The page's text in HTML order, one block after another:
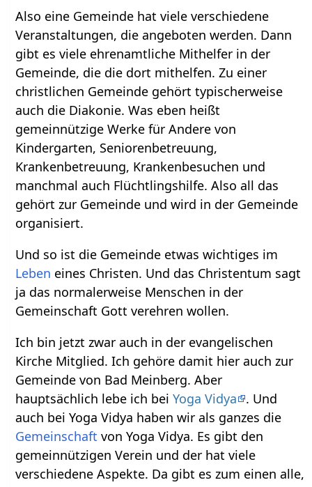
Also eine Gemeinde hat viele verschiedene
Veranstaltungen, die angeboten werden. Dann
gibt es viele ehrenamtliche Mithelfer in der
Gemeinde, die die dort mithelfen. Zu einer
christlichen Gemeinde gehört typischerweise
auch die Diakonie. Was eben heißt
gemeinnützige Werke für Andere von
Kindergarten, Seniorenbetreuung,
Krankenbetreuung, Krankenbesuchen und
manchmal auch Flüchtlingshilfe. Also all das
gehört zur Gemeinde und wird in der Gemeinde
organisiert.
Und so ist die Gemeinde etwas wichtiges im
Leben eines Christen. Und das Christentum sagt
ja das normalerweise Menschen in der
Gemeinschaft Gott verehren wollen.
Ich bin jetzt zwar auch in der evangelischen
Kirche Mitglied. Ich gehöre damit hier auch zur
Gemeinde von Bad Meinberg. Aber
hauptsächlich lebe ich beiYoga Vidya
. Und
auch bei Yoga Vidya haben wir als ganzes die
Gemeinschaft von Yoga Vidya. Es gibt den
gemeinnützigen Verein und der hat viele
verschiedene Aspekte. Da gibt es zum einen alle,